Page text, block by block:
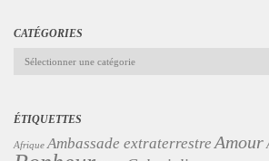
CATÉGORIES
Catégories
ÉTIQUETTES
Afrique Ambassade extraterrestre Amour